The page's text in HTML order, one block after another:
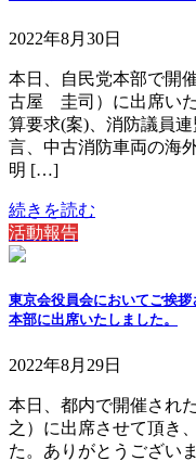
2022年8月30日
本日、自民党本部で開
古屋 圭司）に出席い
算要求(案)、消防議員
言、中古消防車両の海
明 […]
続きを読む
活動報告
東京会役員会においてご挨
本部に出席いたしました。
2022年8月29日
本日、都内で開催さ
之）に出席させて頂き
た。ありがとうござい